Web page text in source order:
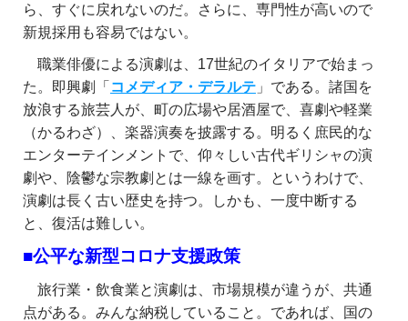
ら、すぐに戻れないのだ。さらに、専門性が高いので
新規採用も容易ではない。
職業俳優による演劇は、17世紀のイタリアで始まっ
た。即興劇「 コメディア・デラルテ」である。諸国を
放浪する旅芸人が、町の広場や居酒屋で、喜劇や軽業
（かるわざ）、楽器演奏を披露する。明るく庶民的な
エンターテインメントで、仰々しい古代ギリシャの演
劇や、陰鬱な宗教劇とは一線を画す。というわけで、
演劇は長く古い歴史を持つ。しかも、一度中断する
と、復活は難しい。
■公平な新型コロナ支援政策
旅行業・飲食業と演劇は、市場規模が違うが、共通
点がある。みんな納税していること。であれば、国の